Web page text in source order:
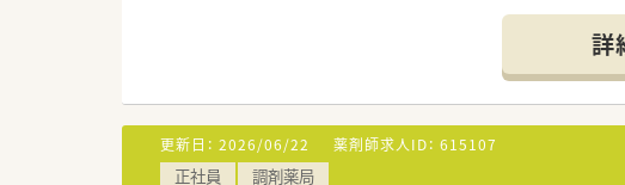
■加木屋中ノ池駅から徒歩12分ほどの場
■隣接するクリニックからの皮膚科処方
■月火木金曜日は19時まで、水曜日と土
詳
更新日： 2026/06/22 薬剤師求人ID： 615107
正社員 調剤薬局